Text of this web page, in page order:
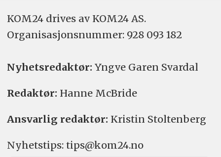
KOM24 drives av KOM24 AS.
Organisasjons­nummer: 928 093 182
Nyhetsredaktør: Yngve Garen Svardal
Redaktør: Hanne McBride
Ansvarlig redaktør: Kristin Stoltenberg
Nyhetstips: tips@kom24.no